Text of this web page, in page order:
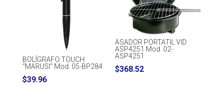
BOLÍGRAFO TOUCH
“MARUSI” Mod. 05-BP284
$39.96
ASADOR PORTATIL VID
ASP4251 Mod. 02-
ASP4251
$368.52